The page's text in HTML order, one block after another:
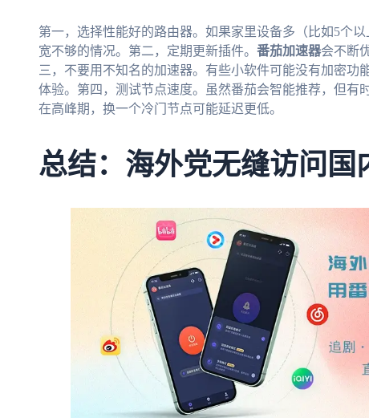
第一，选择性能好的路由器。如果家里设备多（比如5个
宽不够的情况。第二，定期更新插件。 番茄加速器会不断
三，不要用不知名的加速器。有些小软件可能没有加密功
体验。第四，测试节点速度。虽然番茄会智能推荐，但
在高峰期，换一个冷门节点可能延迟更低。
总结：海外党无缝访问国